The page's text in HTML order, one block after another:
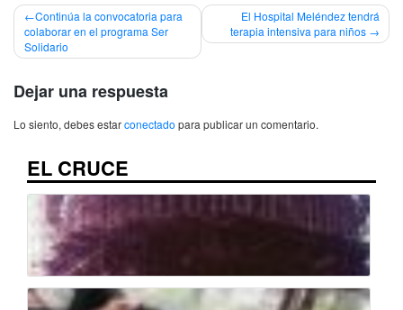
Navegación
de
Continúa la convocatoria para
colaborar en el programa Ser
Solidario
El Hospital Meléndez tendrá
terapia intensiva para niños
Dejar una respuesta
Lo siento, debes estarconectado para publicar un comentario.
EL CRUCE